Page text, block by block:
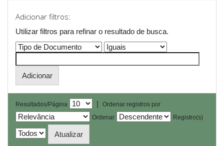
Adicionar filtros:
Utilizar filtros para refinar o resultado de busca.
Resultados/Página |
Ordenar registros por
Ordenar
Registro(s)